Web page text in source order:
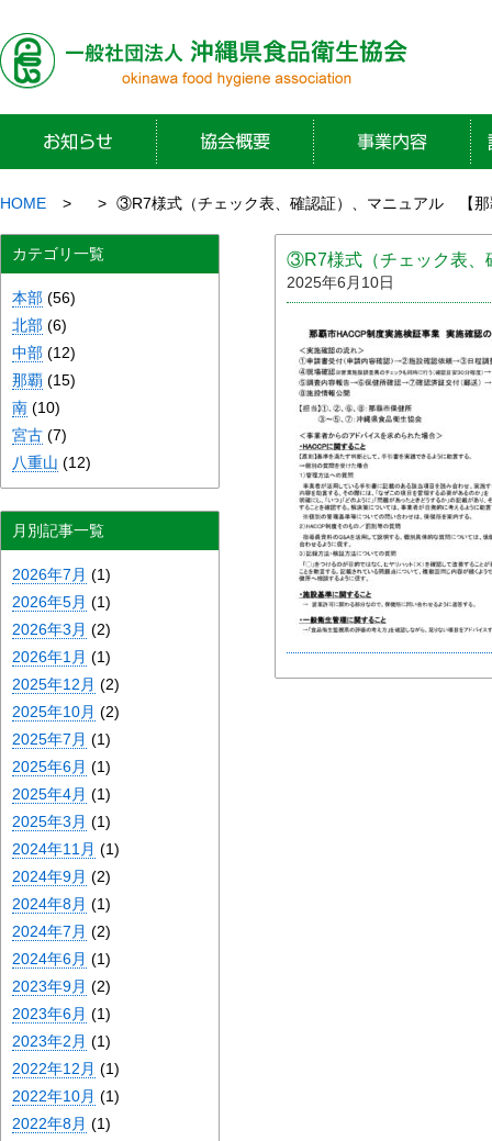
HOME ③R7様式（チェック表、確認証）、マニュアル 【那
カテゴリ一覧
本部 (56)
北部 (6)
中部 (12)
那覇 (15)
南 (10)
宮古 (7)
八重山 (12)
月別記事一覧
2026年7月 (1)
2026年5月 (1)
2026年3月 (2)
2026年1月 (1)
2025年12月 (2)
2025年10月 (2)
2025年7月 (1)
2025年6月 (1)
2025年4月 (1)
2025年3月 (1)
2024年11月 (1)
2024年9月 (2)
2024年8月 (1)
2024年7月 (2)
2024年6月 (1)
2023年9月 (2)
2023年6月 (1)
2023年2月 (1)
2022年12月 (1)
2022年10月 (1)
2022年8月 (1)
③R7様式（チェック表、
2025年6月10日